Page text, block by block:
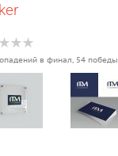
в финал, 54 победы